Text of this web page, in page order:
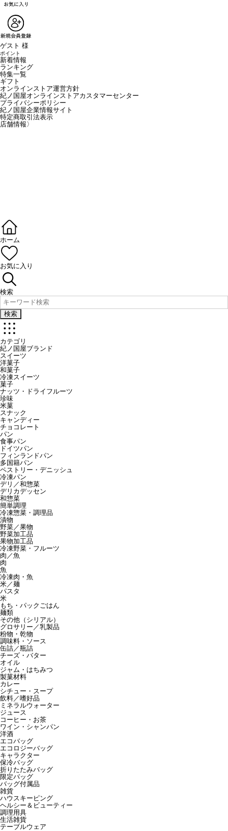
ゲスト 様
ポイント
新着情報
ランキング
特集一覧
ギフト
オンラインストア運営方針
紀ノ国屋オンラインストアカスタマーセンター
プライバシーポリシー
紀ノ国屋企業情報サイト
特定商取引法表示
店舗情報 〉
ホーム
お気に入り
検索
検索
カテゴリ
紀ノ国屋ブランド
スイーツ
洋菓子
和菓子
冷凍スイーツ
菓子
ナッツ・ドライフルーツ
珍味
米菓
スナック
キャンディー
チョコレート
パン
食事パン
ドイツパン
フィンランドパン
多国籍パン
ペストリー・デニッシュ
冷凍パン
デリ／和惣菜
デリカデッセン
和惣菜
簡単調理
冷凍惣菜・調理品
漬物
野菜／果物
野菜加工品
果物加工品
冷凍野菜・フルーツ
肉／魚
肉
魚
冷凍肉・魚
米／麺
パスタ
米
もち・パックごはん
麺類
その他（シリアル）
グロサリー／乳製品
粉物・乾物
調味料・ソース
缶詰／瓶詰
チーズ・バター
オイル
ジャム・はちみつ
製菓材料
カレー
シチュー・スープ
飲料／嗜好品
ミネラルウォーター
ジュース
コーヒー・お茶
ワイン・シャンパン
洋酒
エコバッグ
エコロジーバッグ
キャラクター
保冷バッグ
折りたたみバッグ
限定バッグ
バッグ付属品
雑貨
ハウスキーピング
ヘルシー＆ビューティー
調理用具
生活雑貨
テーブルウェア